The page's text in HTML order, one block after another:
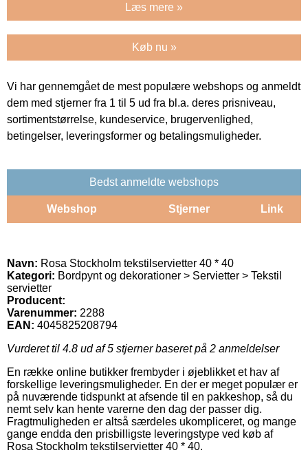
Læs mere »
Køb nu »
Vi har gennemgået de mest populære webshops og anmeldt
dem med stjerner fra 1 til 5 ud fra bl.a. deres prisniveau,
sortimentstørrelse, kundeservice, brugervenlighed,
betingelser, leveringsformer og betalingsmuligheder.
Bedst anmeldte webshops
Webshop Stjerner Link
Navn: Rosa Stockholm tekstilservietter 40 * 40
Kategori: Bordpynt og dekorationer > Servietter > Tekstil
servietter
Producent:
Varenummer: 2288
EAN: 4045825208794
Vurderet til 4.8 ud af 5 stjerner baseret på 2 anmeldelser
En række online butikker frembyder i øjeblikket et hav af
forskellige leveringsmuligheder. En der er meget populær er
på nuværende tidspunkt at afsende til en pakkeshop, så du
nemt selv kan hente varerne den dag der passer dig.
Fragtmuligheden er altså særdeles ukompliceret, og mange
gange endda den prisbilligste leveringstype ved køb af
Rosa Stockholm tekstilservietter 40 * 40.